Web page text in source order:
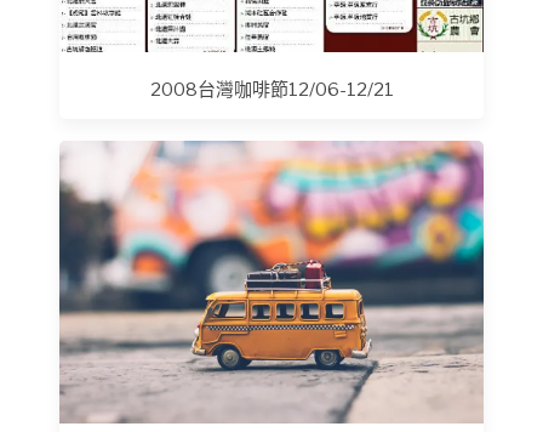
2008台灣咖啡節12/06-12/21